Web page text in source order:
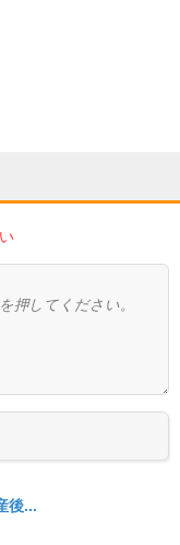
後...